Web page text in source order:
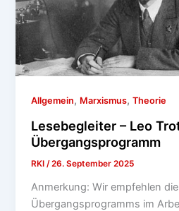
Allgemein, Marxismus,Theorie
Lesebegleiter – Leo
Übergangsprogramm
RKI /26. September 2025
Anmerkung: Wir empfehlen
Übergangsprogramms im